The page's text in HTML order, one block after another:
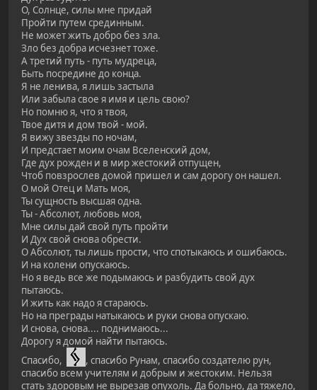
О, Солнце, силы мне придай
Пройти путем срединным.
Не может жить добро без зла.
Зло без добра исчезнет тоже.
А третий путь - путь мудреца,
Быть посредине до конца.
Я не ленива, я лишь застыла
Или забыла свое я имя и цель свою?
Но помню я, что я твоя,
Твое дитя и дом твой - мой.
Я вижу звезды по ночам,
И предстает моим очам Вселенский дом,
Где дух рожден и в мир жестокий отпущен,
Чтоб повзрослев домой пришел и сам дорогу он нашел.
О мой Отец и Мать моя,
Ты сущность высшая одна.
Ты - Абсолют, любовь моя,
Мне силы дай свой путь пройти
И Дух свой снова обрести.
О Абсолют, ты лишь прости, что спотыкаюсь и ошибаюсь.
И на колени опускаюсь.
Но я ведь все же подымаюсь и разбудить свой дух
пытаюсь.
И жить как надо я стараюсь.
Но на преграды натыкаюсь и руки снова опускаю.
И снова, снова.... поднимаюсь...
Дорогу я домой найти пытаюсь.
Спасибо,
, спасибо Рунам, спасибо создателю рун,
спасибо всем учителям и добрым и жестоким. Нельзя
стать здоровым не вырезав опухоль. Да больно, да тяжело,